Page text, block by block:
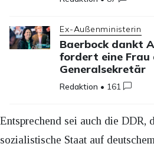
Ex-Außenministerin
Baerbock dankt
fordert eine Frau
Generalsekretär
Redaktion • 161
Entsprechend sei auch die DDR,
sozialistische Staat auf